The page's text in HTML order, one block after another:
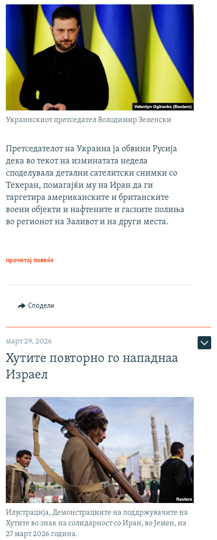
Украинскиот претседател Володимир Зеленски
Претседателот на Украина ја обвини Русија
дека во текот на изминатата недела
споделувала детални сателитски снимки со
Техеран, помагајќи му на Иран да ги
таргетира американските и британските
воени објекти и нафтените и гасните полиња
во регионот на Заливот и на други места.
прочитај повеќе
Сподели
март 29, 2026
Хутите повторно го нападнаа
Израел
Илустрација, Демонстрациите на поддржувачите на
Хутите во знак на солидарност со Иран, во Јемен, на
27 март 2026 година.